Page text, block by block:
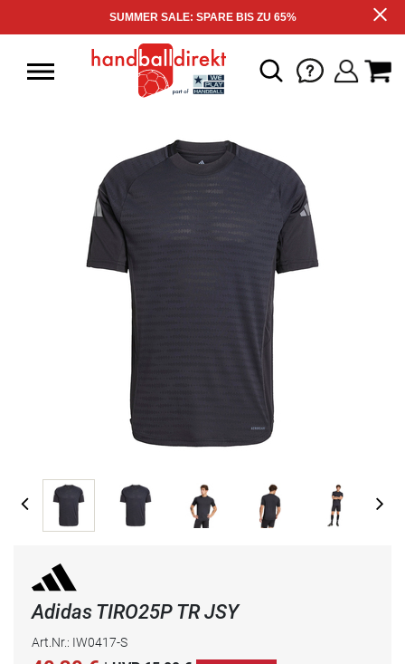
SUMMER SALE: SPARE BIS ZU 65%
Adidas TIRO25P TR JSY
Art.Nr.: IW0417-S